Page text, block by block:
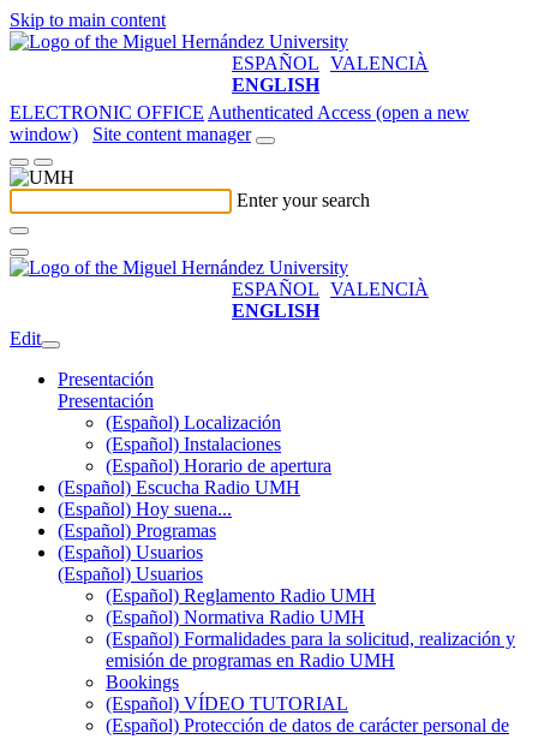
Skip to main content
ESPAÑOL VALENCIÀ
ENGLISH
ELECTRONIC OFFICE Authenticated Access (open a new
window)
Site content manager
Enter your search
ESPAÑOL VALENCIÀ
ENGLISH
Edit
Presentación
Presentación
(Español) Localización
(Español) Instalaciones
(Español) Horario de apertura
(Español) Escucha Radio UMH
(Español) Hoy suena...
(Español) Programas
(Español) Usuarios
(Español) Usuarios
(Español) Reglamento Radio UMH
(Español) Normativa Radio UMH
(Español) Formalidades para la solicitud, realización y
emisión de programas en Radio UMH
Bookings
(Español) VÍDEO TUTORIAL
(Español) Protección de datos de carácter personal de